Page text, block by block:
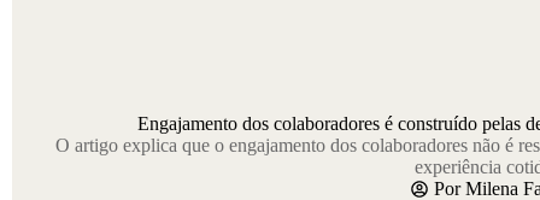
Engajamento dos colaboradores é construído pelas
O artigo explica que o engajamento dos colaboradores não é
experiência
PorMilena